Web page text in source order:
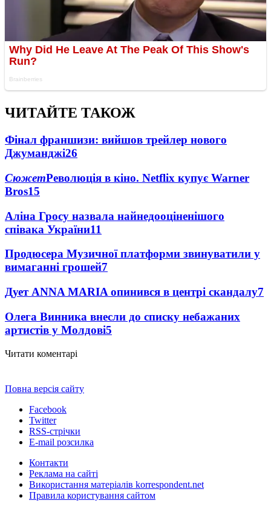
ЧИТАЙТЕ ТАКОЖ
Фінал франшизи: вийшов трейлер нового
Джуманджі26
СюжетРеволюція в кіно. Netflix купує Warner
Bros15
Аліна Гросу назвала найнедооціненішого
співака України11
Продюсера Музичної платформи звинуватили у
вимаганні грошей7
Дует ANNA MARIA опинився в центрі скандалу7
Олега Винника внесли до списку небажаних
артистів у Молдові5
Читати коментарі
Повна версія сайту
Facebook
Twitter
RSS-стрічки
E-mail розсилка
Контакти
Реклама на сайті
Використання матеріалів korrespondent.net
Правила користування сайтом